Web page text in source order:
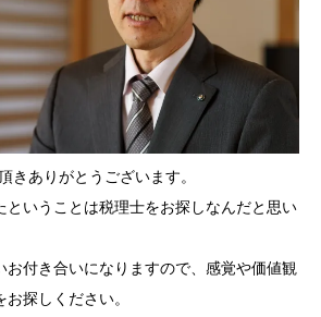
きありがとうございます。
ということは税理士をお探しなんだと思い
お付き合いになりますので、感覚や価値観
探しください。